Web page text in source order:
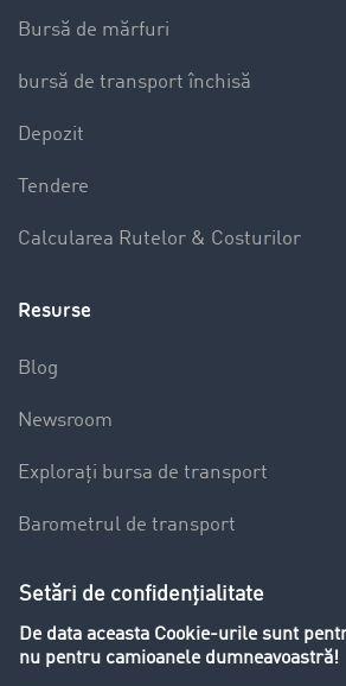
Bursă de mărfuri
bursă de transport închisă
Depozit
Tendere
Calcularea Rutelor & Costurilor
Resurse
Blog
Newsroom
Explorați bursa de transport
Barometrul de transport
Restricții de circulație pentru